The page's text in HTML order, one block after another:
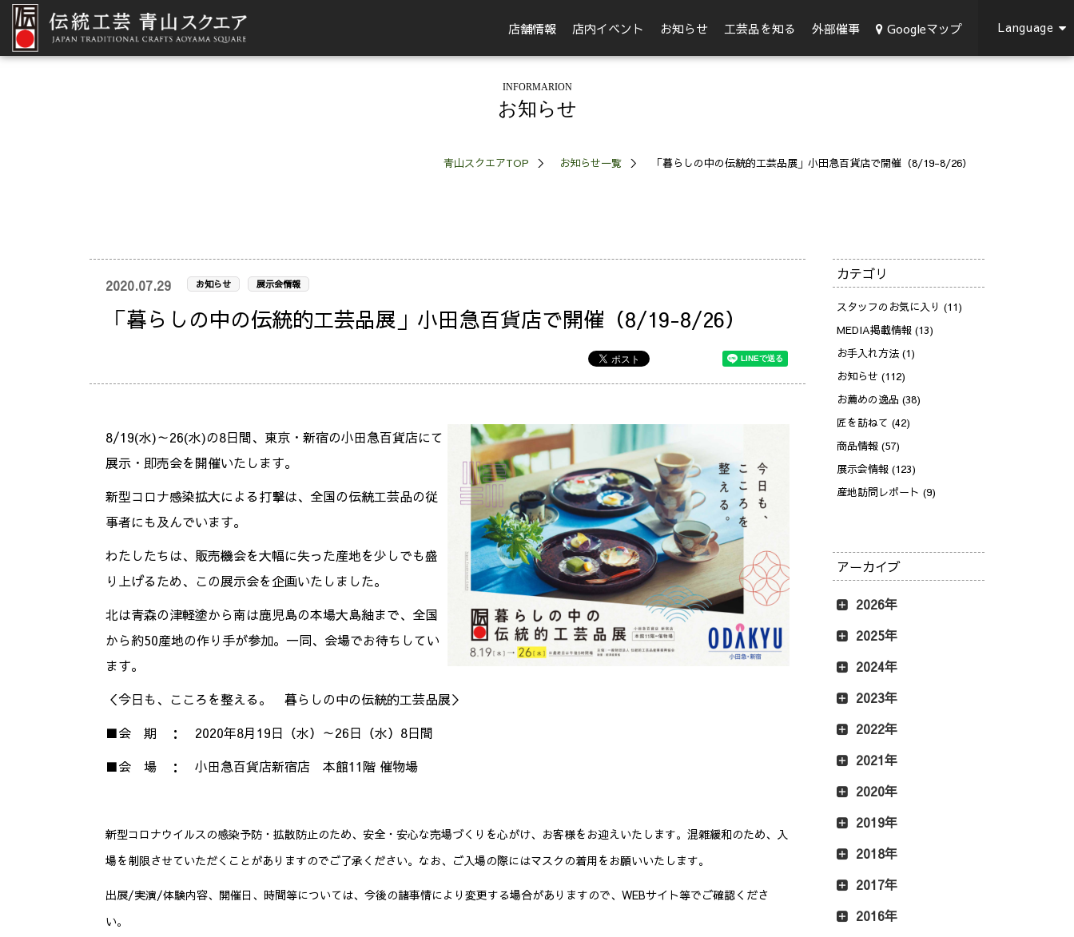
店舗情報 店内イベント お知らせ 工芸品を知る 外部催事 Googleマップ Language
INFORMARION
お知らせ
青山スクエアTOP お知らせ一覧 「暮らしの中の伝統的工芸品展」小田急百貨店で開催（8/19-8/26）
2020.07.29 お知らせ 展示会情報
「暮らしの中の伝統的工芸品展」小田急百貨店で開催（8/19-8/26）
8/19(水)～26(水)の8日間、東京・新宿の小田急百貨店にて
展示・即売会を開催いたします。
新型コロナ感染拡大による打撃は、全国の伝統工芸品の従
事者にも及んでいます。
わたしたちは、販売機会を大幅に失った産地を少しでも盛
り上げるため、この展示会を企画いたしました。
北は青森の津軽塗から南は鹿児島の本場大島紬まで、全国
から約50産地の作り手が参加。一同、会場でお待ちしてい
ます。
＜今日も、こころを整える。 暮らしの中の伝統的工芸品展＞
■会 期 ： 2020年8月19日（水）～26日（水）8日間
■会 場 ： 小田急百貨店新宿店 本館11階 催物場
新型コロナウイルスの感染予防・拡散防止のため、安全・安心な売場づくりを心がけ、お客様をお迎えいたします。混雑緩和のため、入
場を制限させていただくことがありますのでご了承ください。なお、ご入場の際にはマスクの着用をお願いいたします。
出展/実演/体験内容、開催日、時間等については、今後の諸事情により変更する場合がありますので、WEBサイト等でご確認くださ
い。
カテゴリ
スタッフのお気に入り (11)
MEDIA掲載情報 (13)
お手入れ方法 (1)
お知らせ (112)
お薦めの逸品 (38)
匠を訪ねて (42)
商品情報 (57)
展示会情報 (123)
産地訪問レポート (9)
アーカイブ
2026年
2025年
2024年
2023年
2022年
2021年
2020年
2019年
2018年
2017年
2016年